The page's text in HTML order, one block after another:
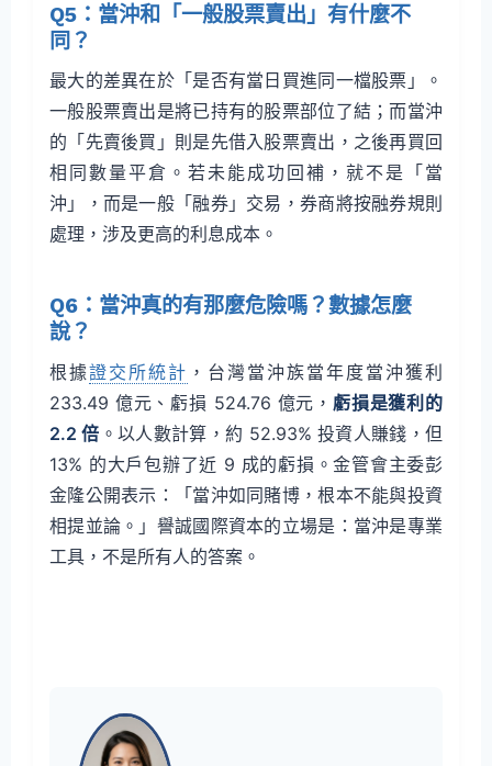
Q5：當沖和「一般股票賣出」有什麼不
同？
最大的差異在於「是否有當日買進同一檔股票」。
一般股票賣出是將已持有的股票部位了結；而當沖
的「先賣後買」則是先借入股票賣出，之後再買回
相同數量平倉。若未能成功回補，就不是「當
沖」，而是一般「融券」交易，券商將按融券規則
處理，涉及更高的利息成本。
Q6：當沖真的有那麼危險嗎？數據怎麼
說？
根據證交所統計 ，台灣當沖族當年度當沖獲利
233.49 億元、虧損 524.76 億元， 虧損是獲利的
2.2 倍 。以人數計算，約 52.93% 投資人賺錢，但
13% 的大戶包辦了近 9 成的虧損。金管會主委彭
金隆公開表示：「當沖如同賭博，根本不能與投資
相提並論。」譽誠國際資本的立場是：當沖是專業
工具，不是所有人的答案。